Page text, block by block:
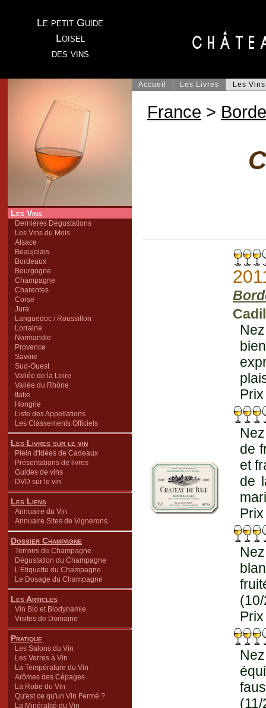
Le petit Guide
Loisel
des vins
Les Vins
Dernières Dégustations
Les Vins du Mois
Alsace
Beaujolais
Bordeaux
Bourgogne
Champagne
Charentes
Corse
Jura
Languedoc / Roussillon
Lorraine
Normandie
Provence
Savoie
Sud-Ouest
Vallée de la Loire
Vallée du Rhône
Italie
Hongrie
Liste des Appellations
Les Classements Officiels
Les Livres sur le vin
Plein d'Idées de Cadeaux
Présentations de livres
Guides de vins
DVD sur le vin
Les Liens
Annuaire du Vin
Annuaire Sites de Vignerons
Dossier Champagne
Terroirs de Champagne
Dégustation du Champagne
L'Étiquette du Champagne
Le Dosage du Champagne
Les Articles
Vin Bio et Biodynamie
Visites de Domaine
Pratique
Les Salons du Vin
Les Verres à Vin
La Température du Vin
Arômes des Cépages
La Robe du Vin
Qu'est ce qu'un Vin Fermé ?
La Minéralité du Vin
Accueil Les Livres Les Vins
France >
de
et
de